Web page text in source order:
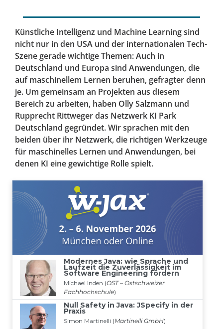
Künstliche Intelligenz und Machine Learning sind
nicht nur in den USA und der internationalen Tech-
Szene gerade wichtige Themen: Auch in
Deutschland und Europa sind Anwendungen, die
auf maschinellem Lernen beruhen, gefragter denn
je. Um gemeinsam an Projekten aus diesem
Bereich zu arbeiten, haben Olly Salzmann und
Rupprecht Rittweger das Netzwerk KI Park
Deutschland gegründet. Wir sprachen mit den
beiden über ihr Netzwerk, die richtigen Werkzeuge
für maschinelles Lernen und Anwendungen, bei
denen KI eine gewichtige Rolle spielt.